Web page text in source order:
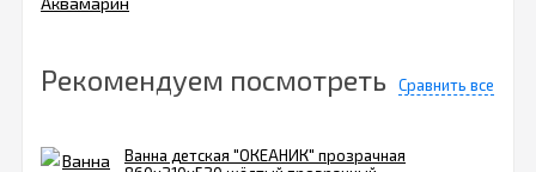
Рекомендуем посмотреть Сравнить все
Ванна детская "ОКЕАНИК" прозрачная